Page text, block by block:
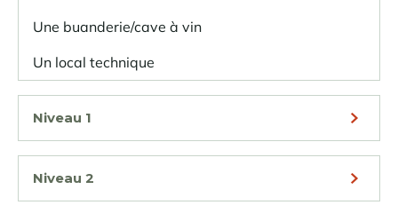
Une buanderie/cave à vin
Un local technique
Niveau 1
Niveau 2